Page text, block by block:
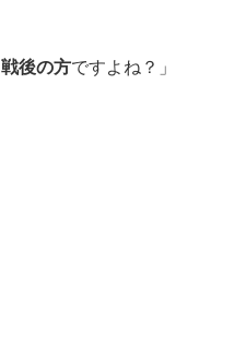
戦後の方ですよね？」